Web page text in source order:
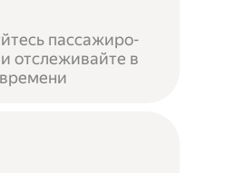
пассажиро-
отслеживайте в